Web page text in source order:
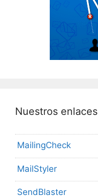
Nuestros enlaces
MailingCheck
MailStyler
SendBlaster